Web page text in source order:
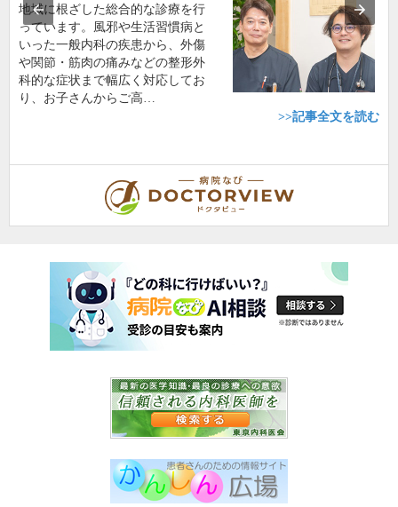
地域に根ざした総合的な診療を行
っています。風邪や生活習慣病と
いった一般内科の疾患から、外傷
や関節・筋肉の痛みなどの整形外
科的な症状まで幅広く対応してお
り、お子さんからご高…
>>記事全文を読む